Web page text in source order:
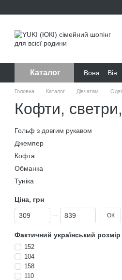
Каталог Вона Він
Головна Каталог Дівчатам
Кофти,
Гольф з довгим рукавом
Джемпер
Кофта
Обманка
Туніка
Ціна, грн
Від Ціна, грн
До Ціна, грн ОК
Фактичний український розмір
152
104
158
110